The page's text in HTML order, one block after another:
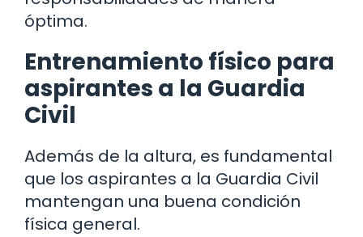
óptima.
Entrenamiento físico para
aspirantes a la Guardia
Civil
Además de la altura, es fundamental
que los aspirantes a la Guardia Civil
mantengan una buena condición
física general.